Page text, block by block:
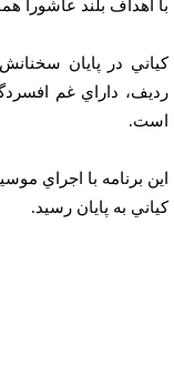
اهداف بلند عاشورا
در پايان
داراي غم
برنامه با اجراي
به پايان رسيد.